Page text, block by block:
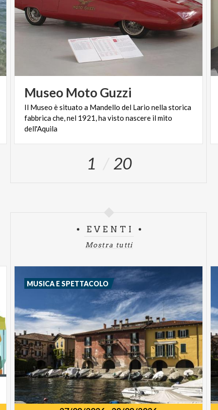
Museo MotoGuzzi
Il Museo è situato a Mandello del Lario nella storica
fabbrica che, nel 1921, ha visto nascere il mito
dell'Aquila
1 20
EVENTI
Mostra tutti
MUSICA E SPETTACOLO